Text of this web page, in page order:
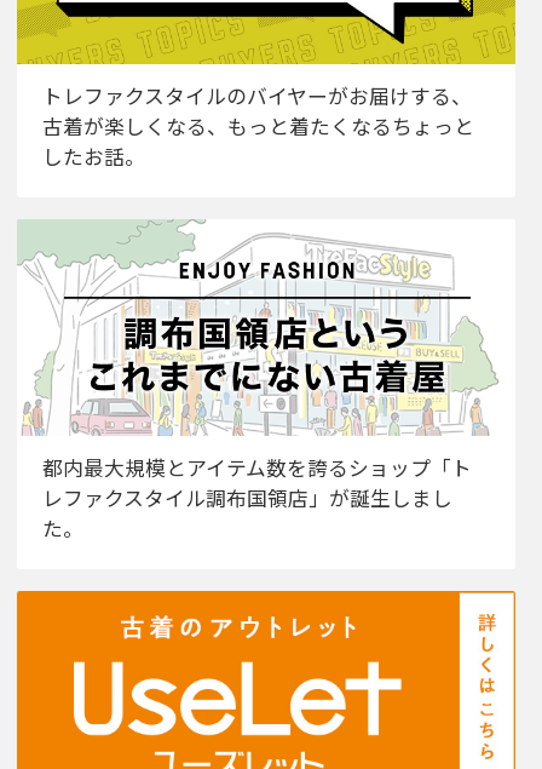
トレファクスタイルのバイヤーがお届けする、
古着が楽しくなる、もっと着たくなるちょっと
したお話。
都内最大規模とアイテム数を誇るショップ「ト
レファクスタイル調布国領店」が誕生しまし
た。